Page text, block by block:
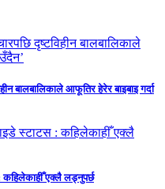
बालबालिकाले आफूतिर हेरेर बाइबाइ गर्दा
कहिलेकाहीँ एक्लै लड्नुपर्छ